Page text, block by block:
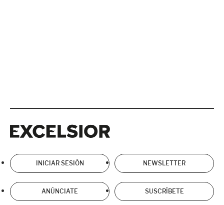
INICIAR SESIÓN NEWSLETTER
ANÚNCIATE SUSCRÍBETE